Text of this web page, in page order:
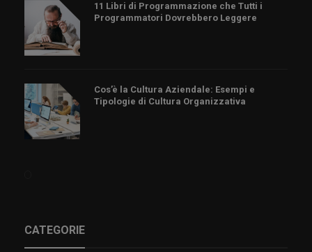
11 Libri di Programmazione che Tutti i
Programmatori Dovrebbero Leggere
Cos’è la Cultura Aziendale: Esempi e
Tipologie di Cultura Organizzativa
CATEGORIE